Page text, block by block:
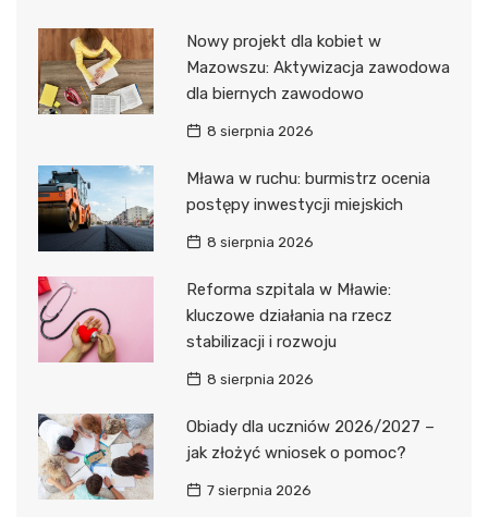
Nowy projekt dla kobiet w
Mazowszu: Aktywizacja zawodowa
dla biernych zawodowo
8 sierpnia 2026
Mława w ruchu: burmistrz ocenia
postępy inwestycji miejskich
8 sierpnia 2026
Reforma szpitala w Mławie:
kluczowe działania na rzecz
stabilizacji i rozwoju
8 sierpnia 2026
Obiady dla uczniów 2026/2027 –
jak złożyć wniosek o pomoc?
7 sierpnia 2026